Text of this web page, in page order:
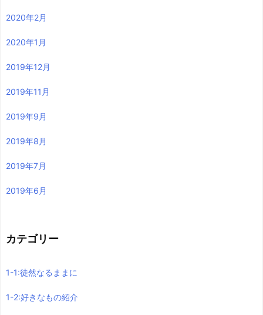
2020年2月
2020年1月
2019年12月
2019年11月
2019年9月
2019年8月
2019年7月
2019年6月
カテゴリー
1-1:徒然なるままに
1-2:好きなもの紹介